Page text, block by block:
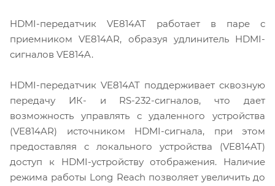
HDMI-передатчик VE814AT работает в паре с
приемником VE814AR, образуя удлинитель HDMI-
сигналов VE814A.
HDMI-передатчик VE814AT поддерживает сквозную
передачу ИК- и RS-232-сигналов, что дает
возможность управлять с удаленного устройства
(VE814AR) источником HDMI-сигнала, при этом
предоставляя с локального устройства (VE814AT)
доступ к HDMI-устройству отображения. Наличие
режима работы Long Reach позволяет увеличить до